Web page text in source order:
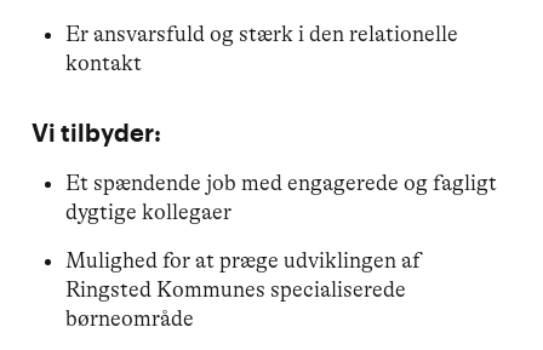
Er ansvarsfuld og stærk i den relationelle
kontakt
Vi tilbyder:
Et spændende job med engagerede og fagligt
dygtige kollegaer
Mulighed for at præge udviklingen af
Ringsted Kommunes specialiserede
børneområde